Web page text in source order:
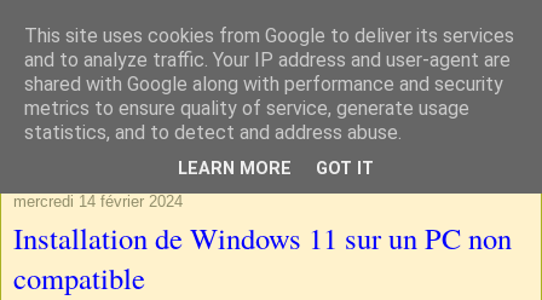
mercredi 14 février 2024
Installation de Windows 11 sur un PC non
compatible
This site uses cookies from Google to deliver its services
and to analyze traffic. Your IP address and user-agent are
shared with Google along with performance and security
metrics to ensure quality of service, generate usage
statistics, and to detect and address abuse.
LEARN MORE GOT IT